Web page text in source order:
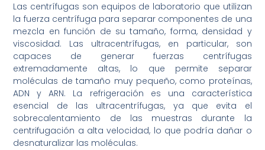
Las centrífugas son equipos de laboratorio que utilizan
la fuerza centrífuga para separar componentes de una
mezcla en función de su tamaño, forma, densidad y
viscosidad. Las ultracentrífugas, en particular, son
capaces de generar fuerzas centrífugas
extremadamente altas, lo que permite separar
moléculas de tamaño muy pequeño, como proteínas,
ADN y ARN. La refrigeración es una característica
esencial de las ultracentrífugas, ya que evita el
sobrecalentamiento de las muestras durante la
centrifugación a alta velocidad, lo que podría dañar o
desnaturalizar las moléculas.